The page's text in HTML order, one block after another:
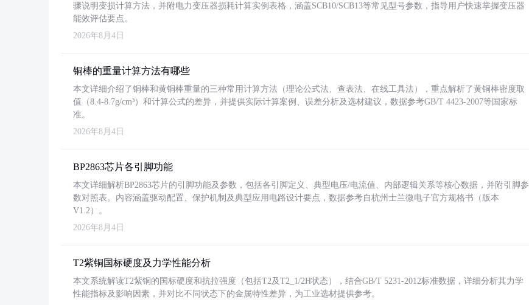
骤说明变损计算方法，并附电力变压器损耗计算实例表格，涵盖SCB10/SCB13等常见型号参数，指导用户快速掌握变压器
能效评估要点。
2026年8月4日
铜棒的重量计算方法有哪些
本文详细介绍了铜棒和黄铜棒重量的三种常用计算方法（理论公式法、查表法、在线工具法），重点解析了黄铜棒密度取
值（8.4-8.7g/cm³）和计算公式的差异，并提供实际计算案例、误差分析及选材建议，数据参考GB/T 4423-2007等国家标
准。
2026年8月4日
BP2863芯片各引脚功能
本文详细解析BP2863芯片的引脚功能及参数，包括各引脚定义、典型电压/电流值、内部逻辑关系等核心数据，并附引脚参
数对照表。内容涵盖驱动配置、保护机制及典型应用电路设计要点，数据参考自杭州士兰微电子官方规格书（版本
V1.2）。
2026年8月4日
T2紫铜国标硬度及力学性能分析
本文系统解读T2紫铜的国标硬度和抗拉强度（包括T2及T2_1/2H状态），结合GB/T 5231-2012标准数据，详细分析其力学
性能指标及影响因素，并对比不同状态下的金属特性差异，为工业选材提供参考。